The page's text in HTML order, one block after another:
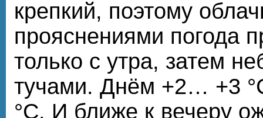
крепкий, поэтому
прояснениями погода
только с утра, затем
тучами. Днём +2… +3
°С. И ближе к вечеру